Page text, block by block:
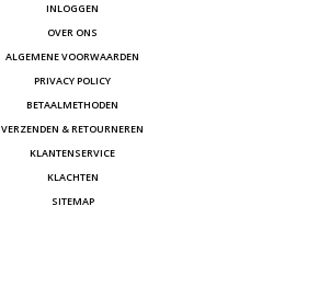
INLOGGEN
OVER ONS
ALGEMENE VOORWAARDEN
PRIVACY POLICY
BETAALMETHODEN
VERZENDEN & RETOURNEREN
KLANTENSERVICE
KLACHTEN
SITEMAP